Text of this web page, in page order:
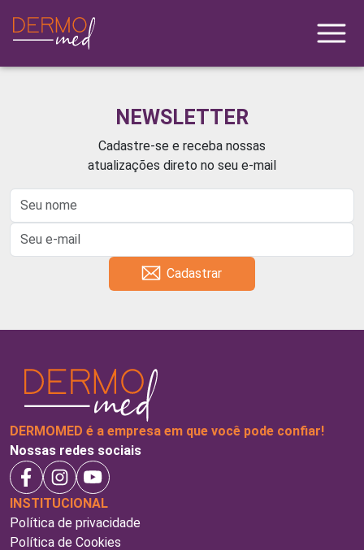
NEWSLETTER
Cadastre-se e receba nossas
atualizações direto no seu e-mail
Cadastrar
DERMOMED é a empresa em que você pode confiar!
Nossas redes sociais
INSTITUCIONAL
Política de privacidade
Política de Cookies